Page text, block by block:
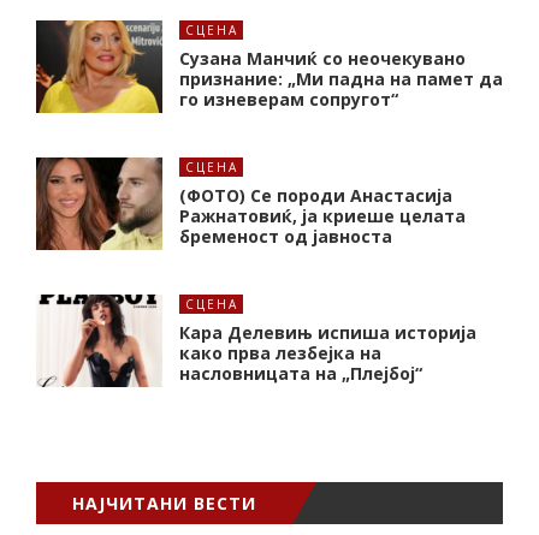
СЦЕНА
Сузана Манчиќ со неочекувано
признание: „Ми падна на памет да
го изневерам сопругот“
СЦЕНА
(ФОТО) Се породи Анастасија
Ражнатовиќ, ја криеше целата
бременост од јавноста
СЦЕНА
Кара Делевињ испиша историја
како прва лезбејка на
насловницата на „Плејбој“
НАЈЧИТАНИ ВЕСТИ